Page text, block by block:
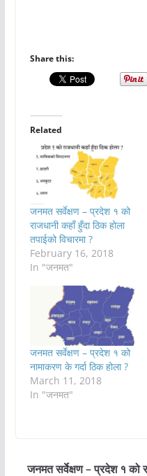
Share this:
Related
जनमत सर्वेक्षण – प्रदेश १ को
राजधानी कहाँ हुँदा ठिक होला
तपाईको विचारमा ?
February 16, 2018
In "जनमत"
जनमत सर्वेक्षण – प्रदेश १ को
नामाकरण के गर्दा ठिक होला ?
March 11, 2018
In "जनमत"
जनमत सर्वेक्षण – प्रदेश १ को